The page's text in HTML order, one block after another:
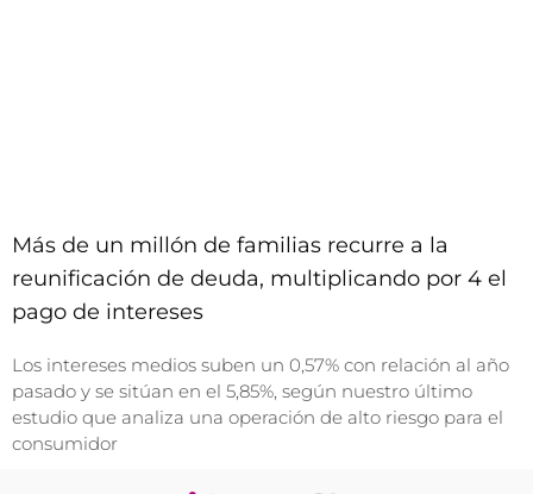
Más de un millón de familias recurre a la
reunificación de deuda, multiplicando por 4 el
pago de intereses
Los intereses medios suben un 0,57% con relación al año
pasado y se sitúan en el 5,85%, según nuestro último
estudio que analiza una operación de alto riesgo para el
consumidor